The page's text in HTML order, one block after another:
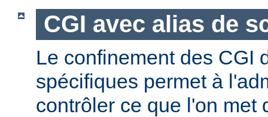
CGI avec alias de
Le confinement des CGI
spécifiques permet à
contrôler ce que l'on met